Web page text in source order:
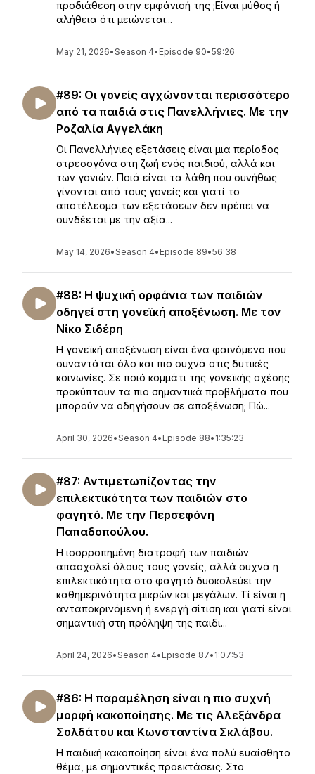
προδιάθεση στην εμφάνισή της ;Είναι μύθος ή
αλήθεια ότι μειώνεται...
May 21, 2026•Season 4• Episode 90•59:26
#89: Οι γονείς αγχώνονται περισσότερο
από τα παιδιά στις Πανελλήνιες. Με την
Ροζαλία Αγγελάκη
Οι Πανελλήνιες εξετάσεις είναι μια περίοδος
στρεσογόνα στη ζωή ενός παιδιού, αλλά και
των γονιών. Ποιά είναι τα λάθη που συνήθως
γίνονται από τους γονείς και γιατί το
αποτέλεσμα των εξετάσεων δεν πρέπει να
συνδέεται με την αξία...
May 14, 2026•Season 4• Episode 89•56:38
#88: Η ψυχική ορφάνια των παιδιών
οδηγεί στη γονεϊκή αποξένωση. Με τον
Νίκο Σιδέρη
Η γονεϊκή αποξένωση είναι ένα φαινόμενο που
συναντάται όλο και πιο συχνά στις δυτικές
κοινωνίες. Σε ποιό κομμάτι της γονεϊκής σχέσης
προκύπτουν τα πιο σημαντικά προβλήματα που
μπορούν να οδηγήσουν σε αποξένωση; Πώ...
April 30, 2026•Season 4• Episode 88• 1:35:23
#87: Αντιμετωπίζοντας την
επιλεκτικότητα των παιδιών στο
φαγητό. Με την Περσεφόνη
Παπαδοπούλου.
Η ισορροπημένη διατροφή των παιδιών
απασχολεί όλους τους γονείς, αλλά συχνά η
επιλεκτικότητα στο φαγητό δυσκολεύει την
καθημερινότητα μικρών και μεγάλων. Τί είναι η
ανταποκρινόμενη ή ενεργή σίτιση και γιατί είναι
σημαντική στη πρόληψη της παιδι...
April 24, 2026•Season 4• Episode 87• 1:07:53
#86: Η παραμέληση είναι η πιο συχνή
μορφή κακοποίησης. Με τις Αλεξάνδρα
Σολδάτου και Κωνσταντίνα Σκλάβου.
Η παιδική κακοποίηση είναι ένα πολύ ευαίσθητο
θέμα, με σημαντικές προεκτάσεις. Στο